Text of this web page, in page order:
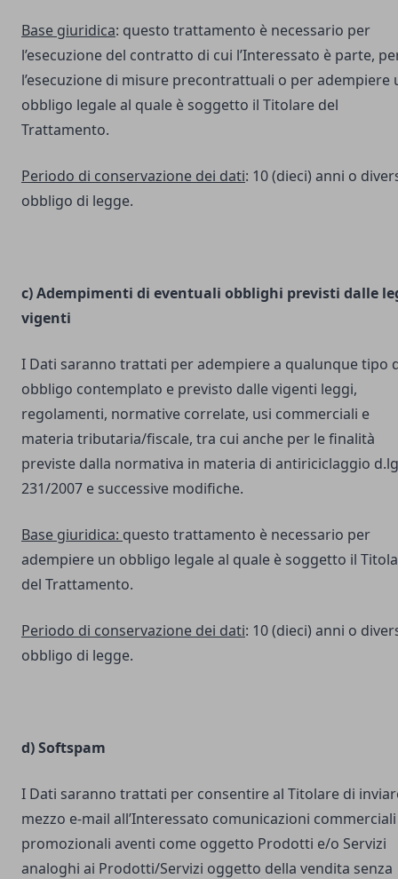
Base giuridica: questo trattamento è necessario per
l’esecuzione del contratto di cui l’Interessato è parte,
l’esecuzione di misure precontrattuali o per adempiere
obbligo legale al quale è soggetto il Titolare del
Trattamento.
Periodo di conservazione dei dati: 10 (dieci) anni o
obbligo di legge.
c) Adempimenti di eventuali obblighi previsti dalle
vigenti
I Dati saranno trattati per adempiere a qualunque tipo
obbligo contemplato e previsto dalle vigenti leggi,
regolamenti, normative correlate, usi commerciali e
materia tributaria/fiscale, tra cui anche per le finalità
previste dalla normativa in materia di antiriciclaggio
231/2007 e successive modifiche.
Base giuridica: questo trattamento è necessario per
adempiere un obbligo legale al quale è soggetto il
del Trattamento.
Periodo di conservazione dei dati: 10 (dieci) anni o
obbligo di legge.
d) Softspam
I Dati saranno trattati per consentire al Titolare di
mezzo e-mail all’Interessato comunicazioni
promozionali aventi come oggetto Prodotti e/o Servizi
analoghi ai Prodotti/Servizi oggetto della vendita senza